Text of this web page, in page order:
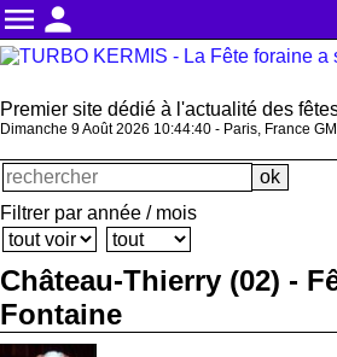
menu person
Premier site dédié à l'actualité des
Dimanche 9 Août 2026 10:44:42 - Paris, France
Filtrer par année / mois
Château-Thierry (02) -
Fontaine